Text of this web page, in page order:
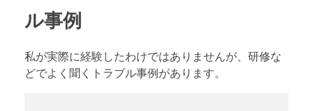
ル事例
私が実際に経験したわけではありませんが、研修な
どでよく聞くトラブル事例があります。